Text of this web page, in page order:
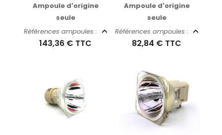
Ampoule d'origine
seule
Références ampoules :
143,36 € TTC
Ampoule d'origine
seule
Références ampoules :
82,84 € TTC